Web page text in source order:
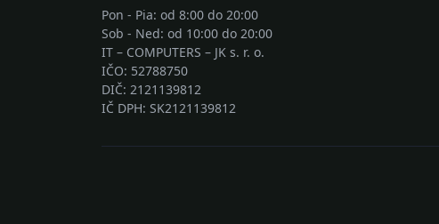
Pon - Pia: od 8:00 do 20:00
Sob - Ned: od 10:00 do 20:00
IT – COMPUTERS – JK s. r. o.
IČO: 52788750
DIČ: 2121139812
IČ DPH: SK2121139812